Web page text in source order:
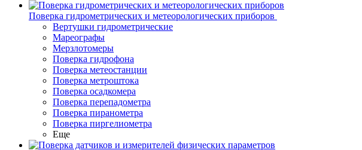
Поверка гидрометрических и метеорологических приборов
Вертушки гидрометрические
Мареографы
Мерзлотомеры
Поверка гидрофона
Поверка метеостанции
Поверка метроштока
Поверка осадкомера
Поверка перепадометра
Поверка пиранометра
Поверка пиргелиометра
Еще